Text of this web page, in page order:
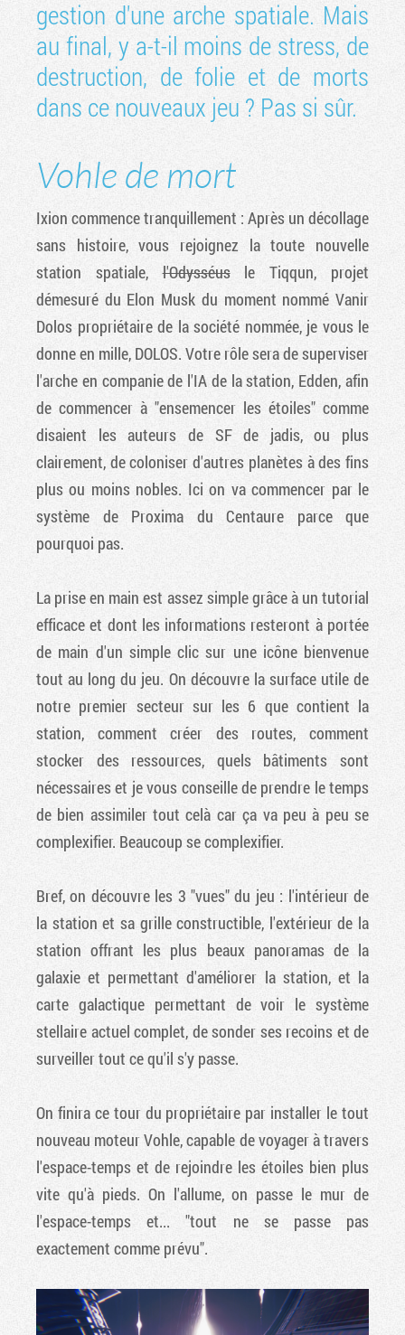
gestion d'une arche spatiale. Mais
au final, y a-t-il moins de stress, de
destruction, de folie et de morts
dans ce nouveaux jeu ? Pas si sûr.
Vohle de mort
Ixion commence tranquillement : Après un décollage
sans histoire, vous rejoignez la toute nouvelle
station spatiale,l'Odysséusle Tiqqun, projet
démesuré du Elon Musk du moment nommé Vanir
Dolos propriétaire de la société nommée, je vous le
donne en mille, DOLOS. Votre rôle sera de superviser
l'arche en companie de l'IA de la station, Edden, afin
de commencer à "ensemencer les étoiles" comme
disaient les auteurs de SF de jadis, ou plus
clairement, de coloniser d'autres planètes à des fins
plus ou moins nobles. Ici on va commencer par le
système de Proxima du Centaure parce que
pourquoi pas.
La prise en main est assez simple grâce à un tutorial
efficace et dont les informations resteront à portée
de main d'un simple clic sur une icône bienvenue
tout au long du jeu. On découvre la surface utile de
notre premier secteur sur les 6 que contient la
station, comment créer des routes, comment
stocker des ressources, quels bâtiments sont
nécessaires et je vous conseille de prendre le temps
de bien assimiler tout celà car ça va peu à peu se
complexifier. Beaucoup se complexifier.
Bref, on découvre les 3 "vues" du jeu : l'intérieur de
la station et sa grille constructible, l'extérieur de la
station offrant les plus beaux panoramas de la
galaxie et permettant d'améliorer la station, et la
carte galactique permettant de voir le système
stellaire actuel complet, de sonder ses recoins et de
surveiller tout ce qu'il s'y passe.
On finira ce tour du propriétaire par installer le tout
nouveau moteur Vohle, capable de voyager à travers
l'espace-temps et de rejoindre les étoiles bien plus
vite qu'à pieds. On l'allume, on passe le mur de
l'espace-temps et... "tout ne se passe pas
exactement comme prévu".